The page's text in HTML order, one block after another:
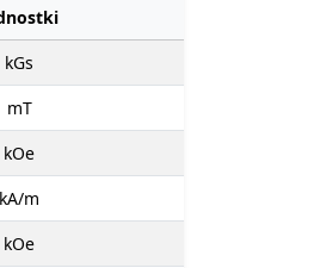
kGs
mT
kOe
kA/m
kOe